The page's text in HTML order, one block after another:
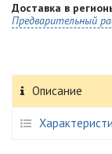
Доставка в
Предварительный
Описание